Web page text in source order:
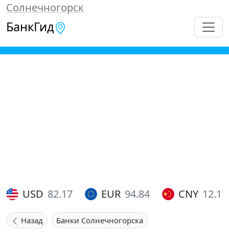
Солнечногорск
БанкГид
USD 82.17 EUR 94.84 CNY 12.17
Назад Банки Солнечногорска